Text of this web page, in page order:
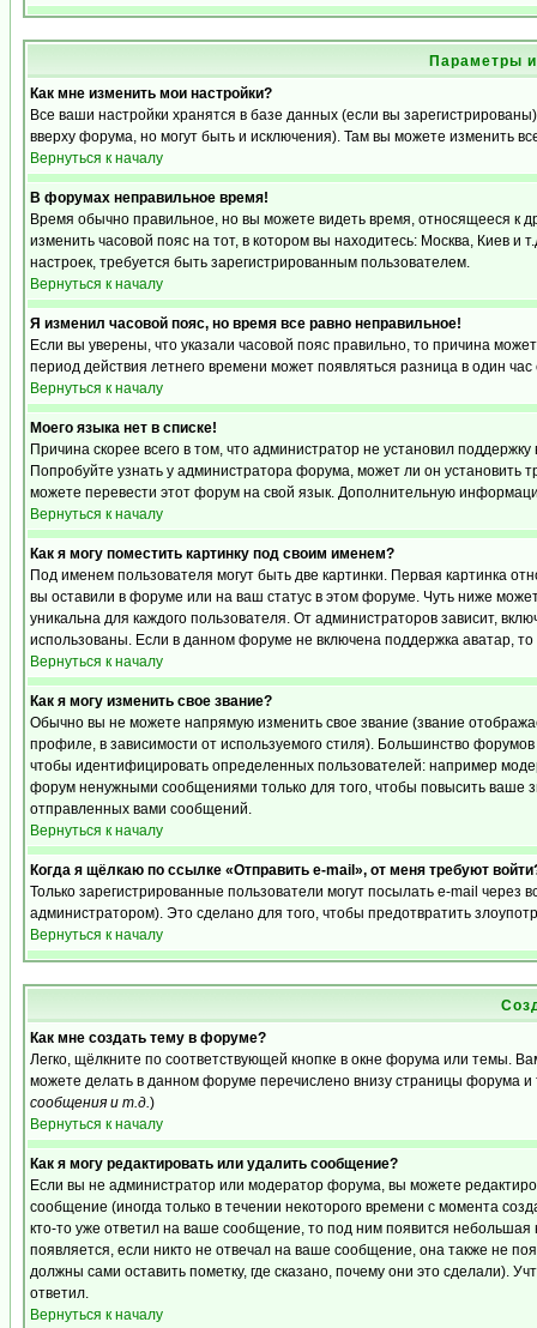
Параметры
Как мне изменить мои настройки?
Все ваши настройки хранятся в базе данных (если вы
вверху форума, но могут быть и исключения). Там вы можете изменить
Вернуться к началу
В форумах неправильное время!
Время обычно правильное, но вы можете видеть время, относящееся к
изменить часовой пояс на тот, в котором вы находитесь: Москва, Киев
настроек, требуется быть зарегистрированным пользователем.
Вернуться к началу
Я изменил часовой пояс, но время все равно неправильное!
Если вы уверены, что указали часовой пояс правильно, то причина
период действия летнего времени может появляться разница в один
Вернуться к началу
Моего языка нет в списке!
Причина скорее всего в том, что администратор не установил
Попробуйте узнать у администратора форума, может ли он установить
можете перевести этот форум на свой язык. Дополнительную
Вернуться к началу
Как я могу поместить картинку под своим именем?
Под именем пользователя могут быть две картинки. Первая картинка
вы оставили в форуме или на ваш статус в этом форуме. Чуть ниже
уникальна для каждого пользователя. От администраторов зависит,
использованы. Если в данном форуме не включена поддержка аватар,
Вернуться к началу
Как я могу изменить свое звание?
Обычно вы не можете напрямую изменить свое звание (звание
профиле, в зависимости от используемого стиля). Большинство
чтобы идентифицировать определенных пользователей: например
форум ненужными сообщениями только для того, чтобы повысить ваше
отправленных вами сообщений.
Вернуться к началу
Когда я щёлкаю по ссылке «Отправить e-mail», от меня требуют
Только зарегистрированные пользователи могут посылать e-mail
администратором). Это сделано для того, чтобы предотвратить
Вернуться к началу
Как мне создать тему в форуме?
Легко, щёлкните по соответствующей кнопке в окне форума или темы.
можете делать в данном форуме перечислено внизу страницы форума и
сообщения и т.д.)
Вернуться к началу
Как я могу редактировать или удалить сообщение?
Если вы не администратор или модератор форума, вы можете
сообщение (иногда только в течении некоторого времени с момента
кто-то уже ответил на ваше сообщение, то под ним появится
появляется, если никто не отвечал на ваше сообщение, она также не
должны сами оставить пометку, где сказано, почему они это сделали).
ответил.
Вернуться к началу